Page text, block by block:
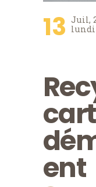
13 Juil,
lundi
ent